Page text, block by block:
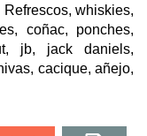
whiskies,
coñac, ponches,
jb, jack daniels,
cacique, añejo,